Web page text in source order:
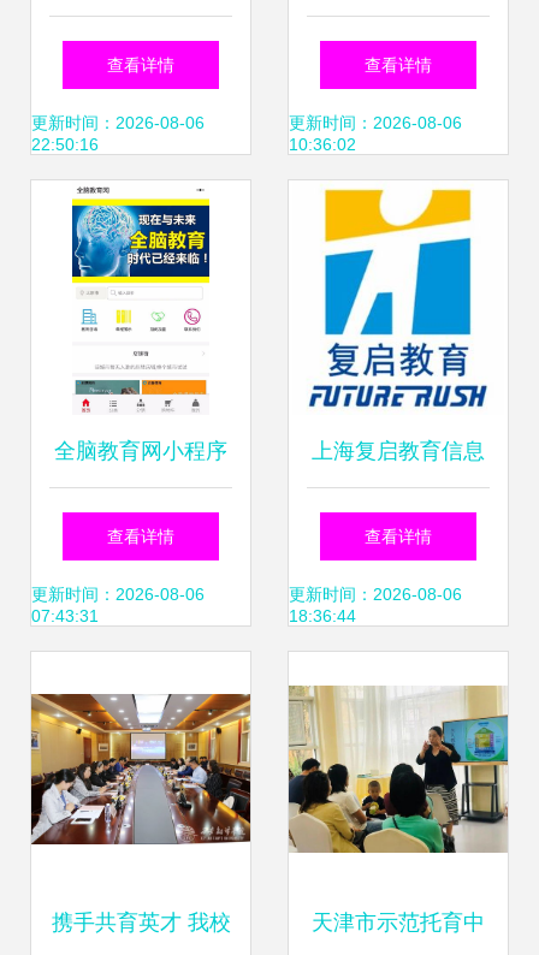
加盟 可靠性分析与
跆拳道技术咨询解
答
查看详情
更新时间：2026-08-06
22:50:16
术咨询 提升技能的
专业指南
查看详情
更新时间：2026-08-06
10:36:02
全脑教育网小程序
开启教育信息咨询
的新篇章
查看详情
更新时间：2026-08-06
07:43:31
上海复启教育信息
咨询概述
查看详情
更新时间：2026-08-06
18:36:44
携手共育英才 我校 天津市示范托育中